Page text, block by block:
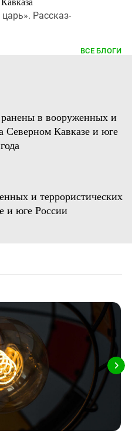
Рассказ-
ВСЕ БЛОГИ
в вооруженных и
Северном Кавказе и юге
и террористических
и юге России